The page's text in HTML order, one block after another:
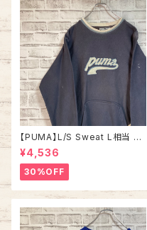
【PUMA】L/S Sweat L相当 M
ade in BULGARIA プーマ ス
ウェット トレーナー ブルガリア
製 ユーロ ヨーロッパ 古着
¥4,536
30%OFF